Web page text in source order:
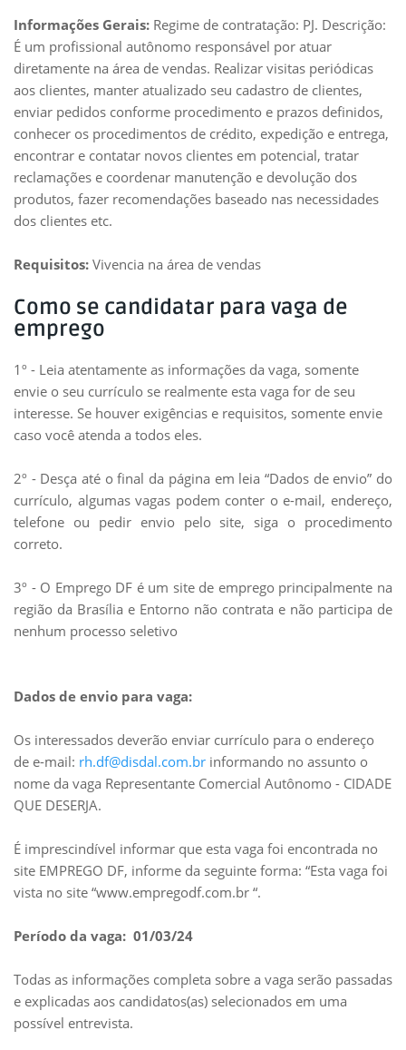
Informações Gerais: Regime de contratação: PJ. Descrição:
É um profissional autônomo responsável por atuar
diretamente na área de vendas. Realizar visitas periódicas
aos clientes, manter atualizado seu cadastro de clientes,
enviar pedidos conforme procedimento e prazos definidos,
conhecer os procedimentos de crédito, expedição e entrega,
encontrar e contatar novos clientes em potencial, tratar
reclamações e coordenar manutenção e devolução dos
produtos, fazer recomendações baseado nas necessidades
dos clientes etc.
Requisitos: Vivencia na área de vendas
Como se candidatar para vaga de
emprego
1º - Leia atentamente as informações da vaga, somente
envie o seu currículo se realmente esta vaga for de seu
interesse. Se houver exigências e requisitos, somente envie
caso você atenda a todos eles.
2º - Desça até o final da página em leia “Dados de envio” do
currículo, algumas vagas podem conter o e-mail, endereço,
telefone ou pedir envio pelo site, siga o procedimento
correto.
3º - O Emprego DF é um site de emprego principalmente na
região da Brasília e Entorno não contrata e não participa de
nenhum processo seletivo
Dados de envio para vaga:
Os interessados deverão enviar currículo para o endereço
de e-mail: rh.df@disdal.com.br informando no assunto o
nome da vaga Representante Comercial Autônomo - CIDADE
QUE DESERJA.
É imprescindível informar que esta vaga foi encontrada no
site EMPREGO DF, informe da seguinte forma: “Esta vaga foi
vista no site “www.empregodf.com.br “.
Período da vaga: 01/03/24
Todas as informações completa sobre a vaga serão passadas
e explicadas aos candidatos(as) selecionados em uma
possível entrevista.